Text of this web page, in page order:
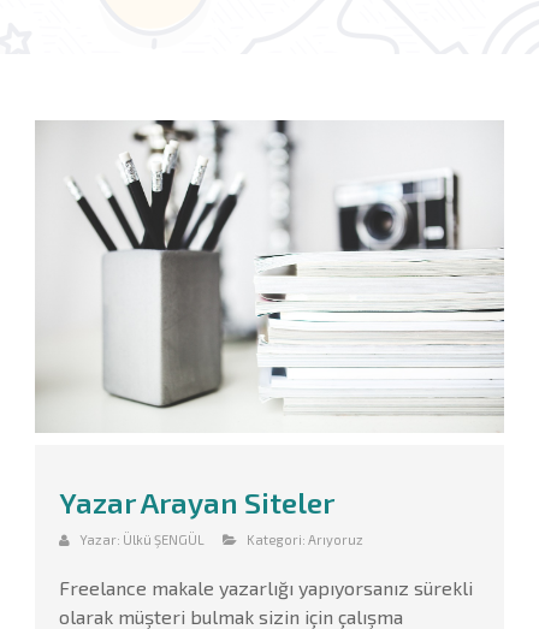
Yazar Arayan Siteler
Yazar: Ülkü ŞENGÜL Kategori: Arıyoruz
Freelance makale yazarlığı yapıyorsanız sürekli
olarak müşteri bulmak sizin için çalışma